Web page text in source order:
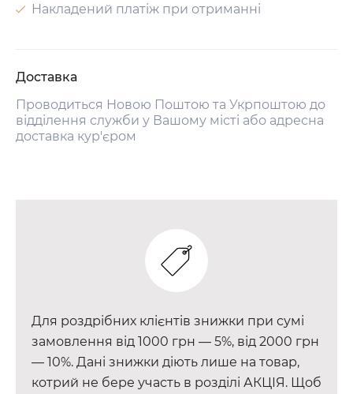
Накладений платіж при отриманні
Доставка
Проводиться Новою Поштою та Укрпоштою до
відділення служби у Вашому місті або адресна
доставка кур'єром
Для роздрібних клієнтів знижки при сумі
замовлення від 1000 грн — 5%, від 2000 грн
— 10%. Дані знижки діють лише на товар,
котрий не бере участь в розділі АКЦІЯ. Щоб